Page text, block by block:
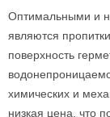
Оптимальными и
являются
поверхность
химических и
низкая цена, что